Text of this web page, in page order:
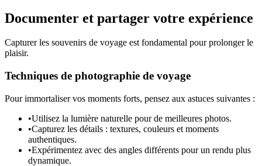
Documenter et partager votre expérience
Capturer les souvenirs de voyage est fondamental pour prolonger le
plaisir.
Techniques de photographie de voyage
Pour immortaliser vos moments forts, pensez aux astuces suivantes :
•Utilisez la lumière naturelle pour de meilleures photos.
•Capturez les détails : textures, couleurs et moments
authentiques.
•Expérimentez avec des angles différents pour un rendu plus
dynamique.